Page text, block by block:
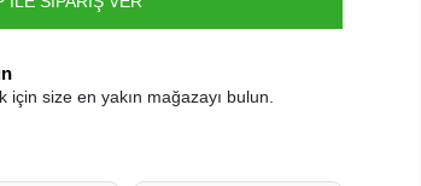
size en yakın mağazayı bulun.